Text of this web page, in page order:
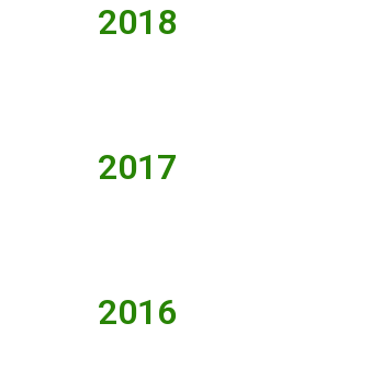
2018
2017
2016